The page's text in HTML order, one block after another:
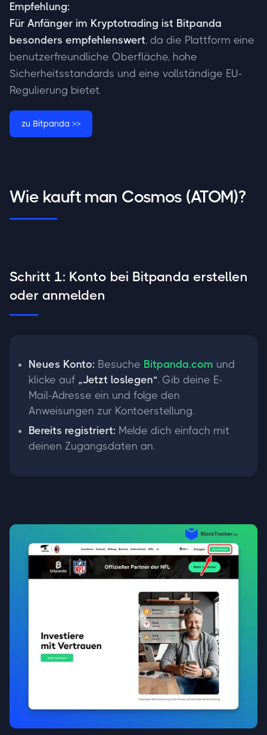
Empfehlung:
Für Anfänger im Kryptotrading ist Bitpanda
besonders empfehlenswert, da die Plattform eine
benutzerfreundliche Oberfläche, hohe
Sicherheitsstandards und eine vollständige EU-
Regulierung bietet.
zu Bitpanda >>
Wie kauft man Cosmos (ATOM)?
Schritt 1: Konto bei Bitpanda erstellen
oder anmelden
Neues Konto: Besuche Bitpanda.com und
klicke auf „Jetzt loslegen“. Gib deine E-
Mail-Adresse ein und folge den
Anweisungen zur Kontoerstellung.
Bereits registriert: Melde dich einfach mit
deinen Zugangsdaten an.